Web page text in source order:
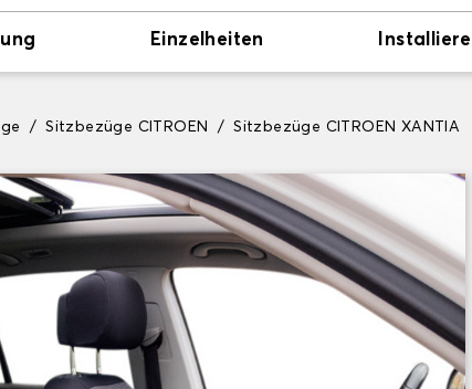
Einzelheiten
Sitzbezüge CITROEN Sitzbezüge CITROEN XANTIA